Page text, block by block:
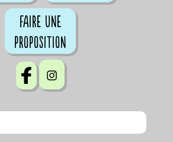
Faire une
proposition